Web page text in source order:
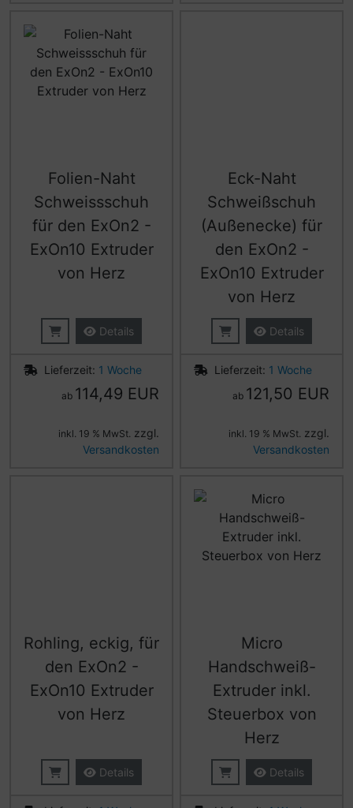
Folien-Naht
Schweissschuh
für den ExOn2 -
ExOn10 Extruder
von Herz
Details
Lieferzeit: 1 Woche
ab 114,49 EUR
inkl. 19 % MwSt. zzgl.
Versandkosten
Eck-Naht
Schweißschuh
(Außenecke) für
den ExOn2 -
ExOn10 Extruder
von Herz
Details
Lieferzeit: 1 Woche
ab 121,50 EUR
inkl. 19 % MwSt. zzgl.
Versandkosten
Rohling, eckig, für
den ExOn2 -
ExOn10 Extruder
von Herz
Details
Micro
Handschweiß-
Extruder inkl.
Steuerbox von
Herz
Details